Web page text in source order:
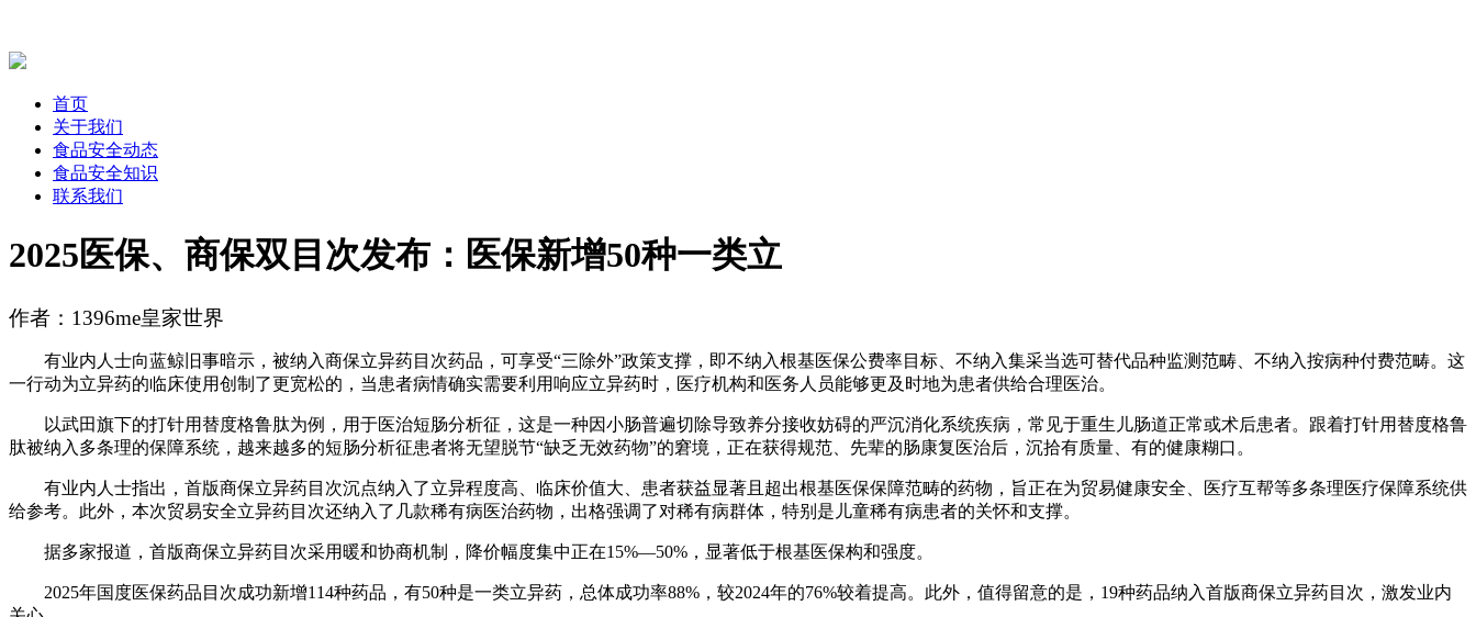
首页
关于我们
食品安全动态
食品安全知识
联系我们
2025医保、商保双目次发布：医保新增50种一类立
作者：1396me皇家世界
有业内人士向蓝鲸旧事暗示，被纳入商保立异药目次药品，可享受“三除外”政策支撑，即不纳入根基医保公费率目标、不纳入集采当选可替代品种监测范畴、不纳入按病种付费范畴。这
一行动为立异药的临床使用创制了更宽松的，当患者病情确实需要利用响应立异药时，医疗机构和医务人员能够更及时地为患者供给合理医治。
以武田旗下的打针用替度格鲁肽为例，用于医治短肠分析征，这是一种因小肠普遍切除导致养分接收妨碍的严沉消化系统疾病，常见于重生儿肠道正常或术后患者。跟着打针用替度格鲁
肽被纳入多条理的保障系统，越来越多的短肠分析征患者将无望脱节“缺乏无效药物”的窘境，正在获得规范、先辈的肠康复医治后，沉拾有质量、有的健康糊口。
有业内人士指出，首版商保立异药目次沉点纳入了立异程度高、临床价值大、患者获益显著且超出根基医保保障范畴的药物，旨正在为贸易健康安全、医疗互帮等多条理医疗保障系统供
给参考。此外，本次贸易安全立异药目次还纳入了几款稀有病医治药物，出格强调了对稀有病群体，特别是儿童稀有病患者的关怀和支撑。
据多家报道，首版商保立异药目次采用暖和协商机制，降价幅度集中正在15%—50%，显著低于根基医保构和强度。
2025年国度医保药品目次成功新增114种药品，有50种是一类立异药，总体成功率88%，较2024年的76%较着提高。此外，值得留意的是，19种药品纳入首版商保立异药目次，激发业内